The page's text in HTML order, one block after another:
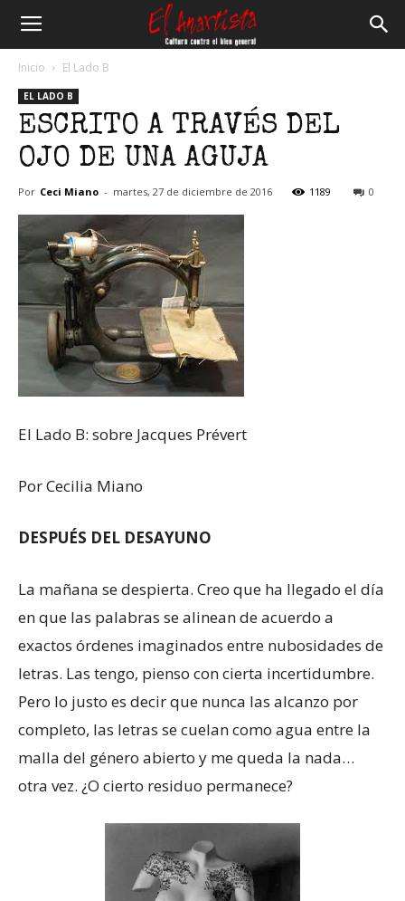
Anartista
Inicio El Lado B
EL LADO B
ESCRITO A TRAVÉS DEL
OJO DE UNA AGUJA
Por Ceci Miano - martes, 27 de diciembre de 2016 1189 0
El Lado B: sobre Jacques Prévert
Por Cecilia Miano
DESPUÉS DEL DESAYUNO
La mañana se despierta. Creo que ha llegado el día
en que las palabras se alinean de acuerdo a
exactos órdenes imaginados entre nubosidades de
letras. Las tengo, pienso con cierta incertidumbre.
Pero lo justo es decir que nunca las alcanzo por
completo, las letras se cuelan como agua entre la
malla del género abierto y me queda la nada…
otra vez. ¿O cierto residuo permanece?